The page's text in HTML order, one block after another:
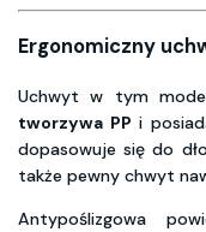
Ergonomiczny
Uchwyt w tym
tworzywa PP i
dopasowuje się do
także pewny chwyt
Antypoślizgowa